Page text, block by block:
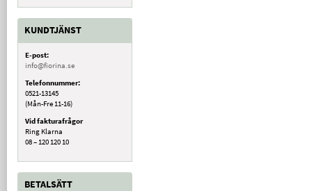
KUNDTJÄNST
E-post:
info@fiorina.se
Telefonnummer:
0521-13145
(Mån-Fre 11-16)
Vid fakturafrågor
Ring Klarna
08 – 120 120 10
BETALSÄTT